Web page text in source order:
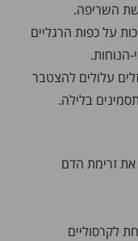
השריפה.
על כפות הרגליים
הנוחות.
עלולים להצטבר
בלילה.
זרימת הדם
לקרסוליים